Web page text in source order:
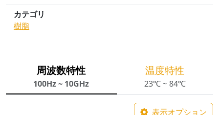
カテゴリ
樹脂
周波数特性
100Hz ~ 10GHz
温度特性
23℃ ~ 84℃
表示オプション